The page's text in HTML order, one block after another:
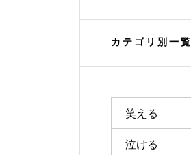
カテゴリ別一覧
笑える
泣ける